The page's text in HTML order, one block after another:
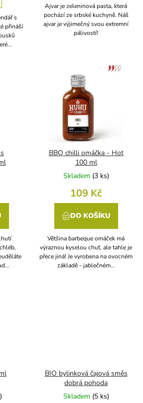
s
přináší
Ajvar je zeleninová pasta, která
pochází ze srbské kuchyně. Náš
ajvar je výjimečný svou extremní
pálivostí!
BBQ chilli omáčka - Hot
100 ml
Skladem (3 ks)
109 Kč
DO KOŠÍKU
Většina barbeque omáček má
výraznou kyselou chuť, ale tahle je
přece jiná! Je vyrobena na ovocném
základě - jablečném...
)
BIO bylinková čajová směs
dobrá pohoda
Skladem (5 ks)